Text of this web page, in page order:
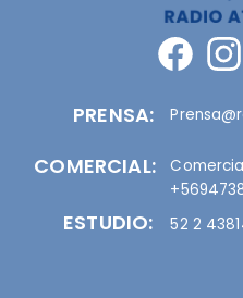
PRENSA:
COMERCIAL:
ESTUDIO: 52 2